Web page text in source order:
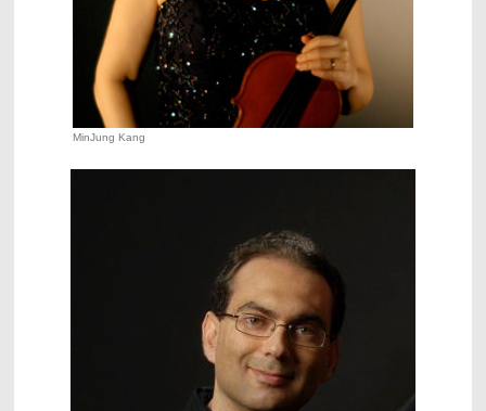
MinJung Kang